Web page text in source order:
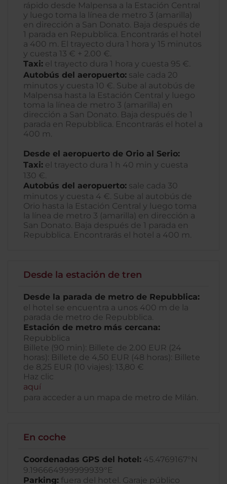
rápido desde Malpensa a la Estación Central
y luego toma la línea de metro 3 (amarilla)
en dirección a San Donato. Baja después de
1 parada en Repubblica. Encontrarás el hotel
a 400 m. El trayecto dura 1 hora y 15 minutos
y cuesta 13 € + 2.00 €.
Taxi: el trayecto dura 1 hora y cuesta 95 €.
Autobús del aeropuerto: sale cada 20
minutos y cuesta 10 €. Sube al autobús de
Malpensa hasta la Estación Central y luego
toma la línea de metro 3 (amarilla) en
dirección a San Donato. Baja después de 1
parada en Repubblica. Encontrarás el hotel a
400 m.
Desde el aeropuerto de Orio al Serio:
Taxi: el trayecto dura 1 h 40 min y cuesta
130 €.
Autobús del aeropuerto: sale cada 30
minutos y cuesta 4 €. Sube al autobús de
Orio hasta la Estación Central y luego toma
la línea de metro 3 (amarilla) en dirección a
San Donato. Baja después de 1 parada en
Repubblica. Encontrarás el hotel a 400 m.
Desde la estación de tren
Desde la parada de metro de Repubblica:
el hotel se encuentra a unos 400 m de la
parada de metro de Repubblica.
Estación de metro más cercana:
Repubblica
Billete (90 min): Billete de 2.00 EUR (24
horas): Billete de 4,50 EUR (48 horas): Billete
de 8,25 EUR (10 viajes): 13,80 €
Haz clic
aquí
para acceder a un mapa de metro de Milán.
En coche
Coordenadas GPS del hotel: 45.4769167°N
9.196664999999939°E
Parking: fuera del hotel. Garaje público